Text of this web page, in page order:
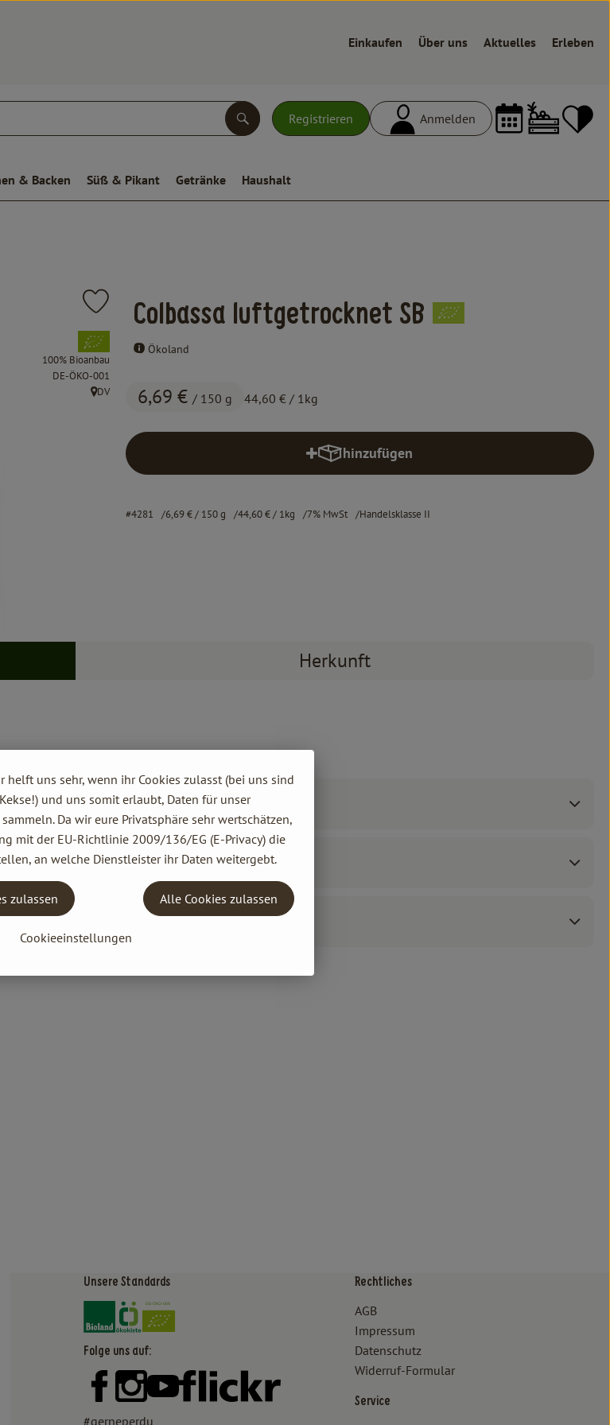
Einkaufen Über uns Aktuelles Erleben
Registrieren Anmelden
Suchen
& Backen Süß & Pikant Getränke Haushalt
Colbassa luftgetrocknet SB
Ökoland
6,69 € / 150 g 44,60 € / 1kg
Produkt zu Favouriten hinzufügen
, Verband:
100% Bioanbau
, Kontrollstelle:
DE-ÖKO-001
, Herkunft:
DV
hinzufügen
Produkt zum Warenkorb hinzufügen
#4281 6,69 €/ 150 g 44,60 €/ 1kg 7% MwSt Handelsklasse II
Herkunft
Unsere Standards
Externer Link zu https://www.bioland.de/verbraucher
Externer Link zu https://www.oekokiste.de/
Folge uns auf:
Externer Link zu https://www.facebook.com/lammertzhof/
Externer Link zu https://www.instagram.com/lammertzhof/
Externer Link zu https://www.youtube.com/channel/
Externer Link zu https://www.flickr.com/photos/
#gerneperdu
Rechtliches
AGB
Impressum
Datenschutz
Widerruf-Formular
Service
helft uns sehr, wenn ihr Cookies zulasst (bei uns sind
und uns somit erlaubt, Daten für unser
Da wir eure Privatsphäre sehr wertschätzen,
mit der EU-Richtlinie 2009/136/EG (E-Privacy) die
an welche Dienstleister ihr Daten weitergebt.
Cookieeinstellungen
zulassen Alle Cookies zulassen